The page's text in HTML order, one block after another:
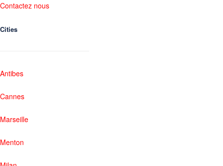
Contactez nous
Cities
Antibes
Cannes
Marseille
Menton